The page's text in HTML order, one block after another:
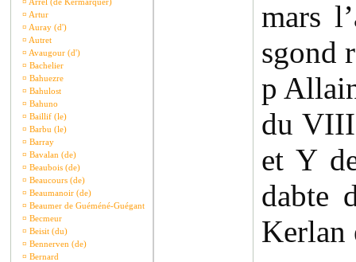
¤ Artur
¤ Auray (d')
¤ Autret
¤ Avaugour (d')
¤ Bachelier
¤ Bahuezre
¤ Bahulost
¤ Bahuno
¤ Baillif (le)
¤ Barbu (le)
¤ Barray
¤ Bavalan (de)
¤ Beaubois (de)
¤ Beaucours (de)
¤ Beaumanoir (de)
¤ Beaumer de Guéméné-Guégant
¤ Becmeur
¤ Beisit (du)
¤ Bennerven (de)
¤ Bernard
mars
sgond
p
du
et Y
dabte
Kerlan